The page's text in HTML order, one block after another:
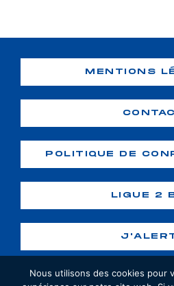
MENTIONS
POLITIQUE DE
LIGUE 2
Nous utilisons des cookies pour